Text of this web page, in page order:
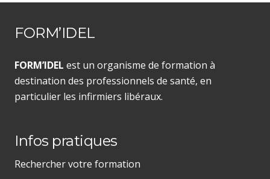
FORM’IDEL
FORM’IDEL est un organisme de formation à
destination des professionnels de santé, en
particulier les infirmiers libéraux.
Infos pratiques
Rechercher votre formation